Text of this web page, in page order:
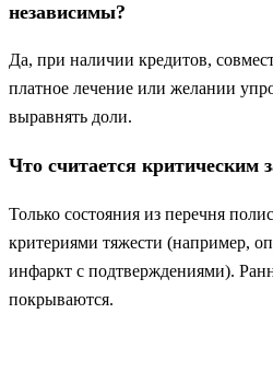
независимы?
Да, при наличии кредитов,
платное лечение или желании
выравнять доли.
Что считается критическим
Только состояния из перечня
критериями тяжести (например,
инфаркт с подтверждениями).
покрываются.